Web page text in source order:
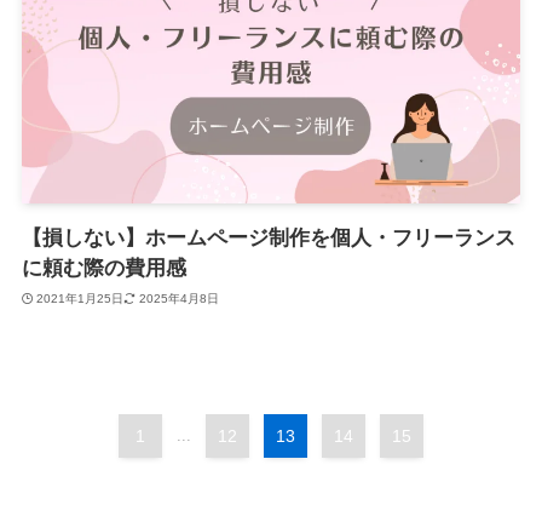
【損しない】ホームページ制作を個人・フリーランス
に頼む際の費用感
2021年1月25日 2025年4月8日
1 ... 12 13 14 15